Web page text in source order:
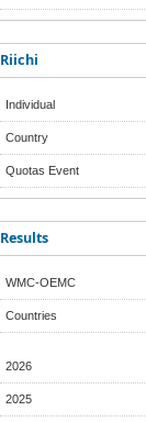
Riichi
Individual
Country
Quotas Event
Results
WMC-OEMC
Countries
2026
2025